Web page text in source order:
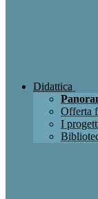
Didattica
Offerta
I